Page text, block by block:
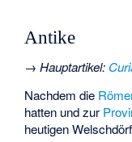
Antike
→Hauptartikel:
Nachdem die
hatten und zur
heutigen